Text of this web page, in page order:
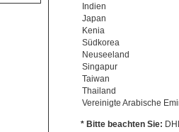
Indien
Japan
Kenia
Südkorea
Neuseeland
Singapur
Taiwan
Thailand
Vereinigte Arabische
* Bitte beachten Sie: